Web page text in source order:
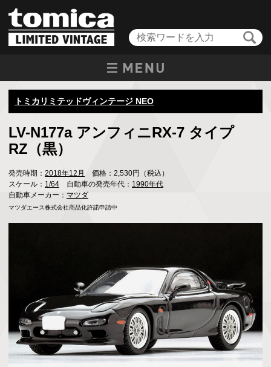
トミカリミテッドヴィンテージ NEO
LV-N177a アンフィニRX-7 タイプ
RZ（黒）
発売時期： 2018年12月
価格：2,530円（税込）
スケール： 1/64 自動車の発売年代： 1990年代
自動車メーカー： マツダ
マツダエース株式会社商品化許諾申請中